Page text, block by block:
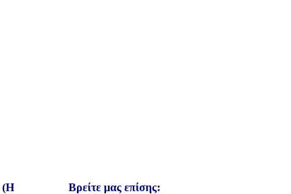
(Η
Βρείτε μας επίσης: